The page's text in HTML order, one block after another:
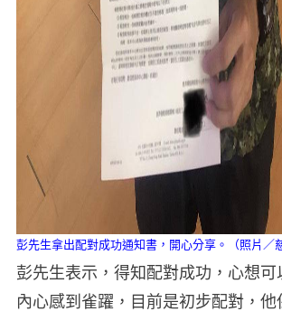
彭先生拿出配對成功通知書，開心分享。（照片／
彭先生表示，得知配對成功，心想可
內心感到雀躍，目前是初步配對，他